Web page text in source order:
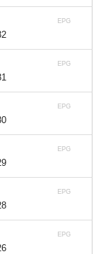
EPG
EPG
EPG
EPG
EPG
EPG